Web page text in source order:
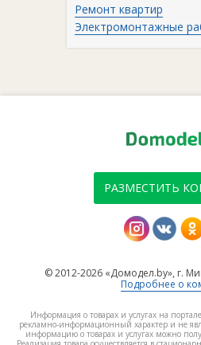
Ремонт квартир
Электромонтажные
РАЗМЕСТИТЬ
© 2012-2026 «Домодел.by», г.
Подробнее о
Информация о товарах и услугах на
рекламно-информационный характер и не
информацию о товарах и услугах можно